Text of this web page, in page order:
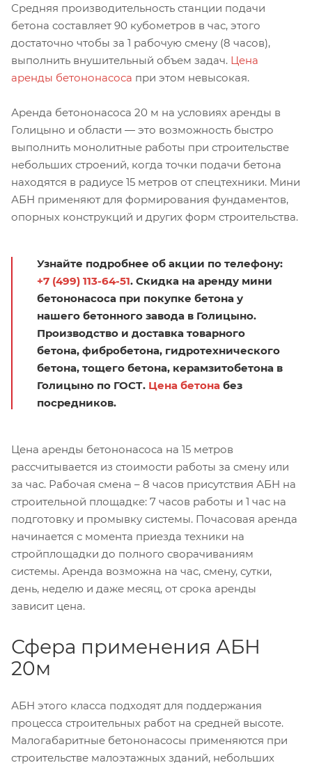
Средняя производительность станции подачи
бетона составляет 90 кубометров в час, этого
достаточно чтобы за 1 рабочую смену (8 часов),
выполнить внушительный объем задач. Цена
аренды бетононасоса при этом невысокая.
Аренда бетононасоса 20 м на условиях аренды в
Голицыно и области — это возможность быстро
выполнить монолитные работы при строительстве
небольших строений, когда точки подачи бетона
находятся в радиусе 15 метров от спецтехники. Мини
АБН применяют для формирования фундаментов,
опорных конструкций и других форм строительства.
Узнайте подробнее об акции по телефону:
+7 (499) 113-64-51. Скидка на аренду мини
бетононасоса при покупке бетона у
нашего бетонного завода в Голицыно.
Производство и доставка товарного
бетона, фибробетона, гидротехнического
бетона, тощего бетона, керамзитобетона в
Голицыно по ГОСТ. Цена бетона без
посредников.
Цена аренды бетононасоса на 15 метров
рассчитывается из стоимости работы за смену или
за час. Рабочая смена – 8 часов присутствия АБН на
строительной площадке: 7 часов работы и 1 час на
подготовку и промывку системы. Почасовая аренда
начинается с момента приезда техники на
стройплощадки до полного сворачиваниям
системы. Аренда возможна на час, смену, сутки,
день, неделю и даже месяц, от срока аренды
зависит цена.
Сфера применения АБН
20м
АБН этого класса подходят для поддержания
процесса строительных работ на средней высоте.
Малогабаритные бетононасосы применяются при
строительстве малоэтажных зданий, небольших